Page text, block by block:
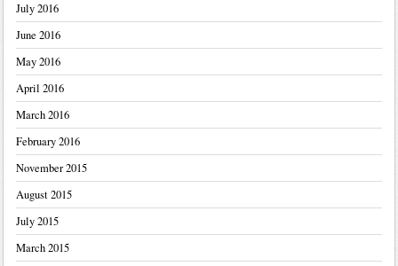
July 2016
June 2016
May 2016
April 2016
March 2016
February 2016
November 2015
August 2015
July 2015
March 2015